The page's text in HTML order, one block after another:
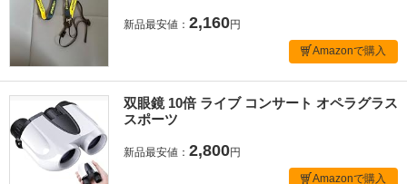
新品最安値： 2,160円
Amazonで購入
双眼鏡 10倍 ライブ コンサート オペラグラス
スポーツ
新品最安値： 2,800円
Amazonで購入